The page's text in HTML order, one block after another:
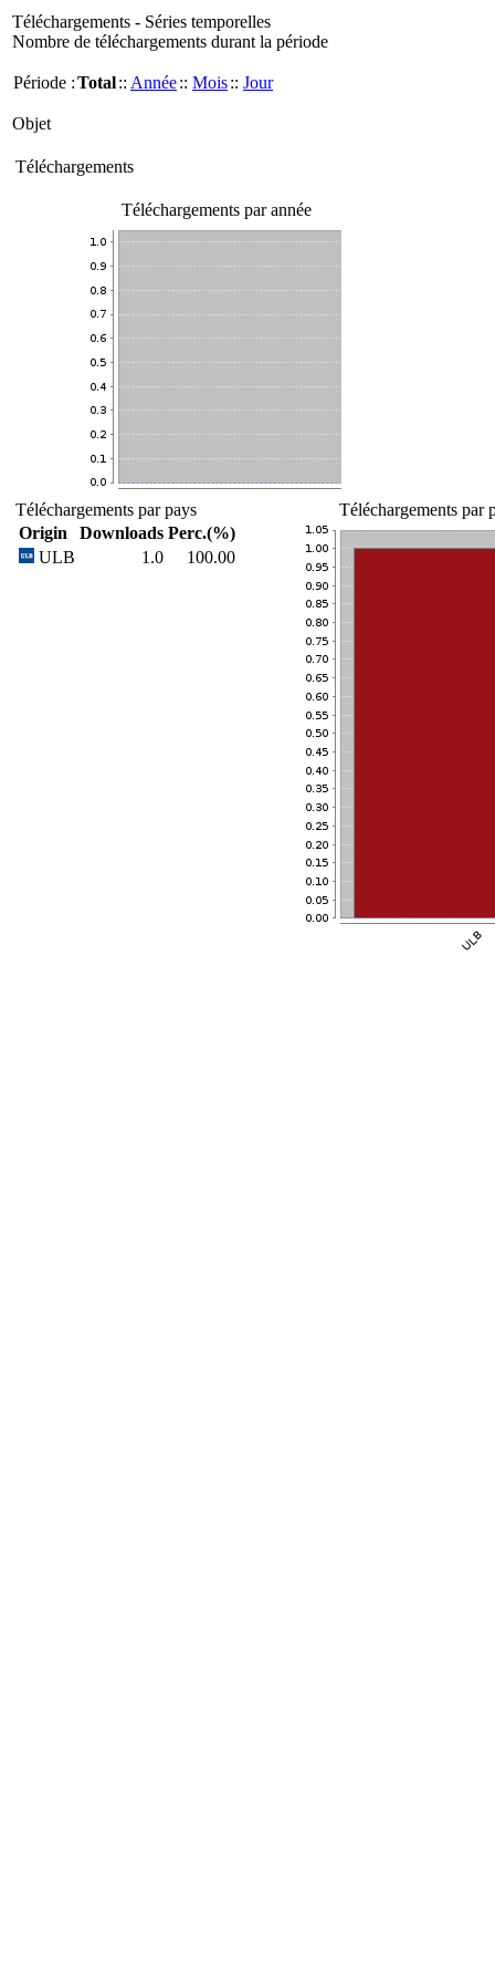
Téléchargements - Séries temporelles
Nombre de téléchargements durant la période
Période :Total:: Année:: Mois:: Jour
Objet
Téléchargements
Téléchargements par année
Téléchargements par pays
Origin
Downloads Perc.(%)
ULB
1.0 100.00
Téléchargements par